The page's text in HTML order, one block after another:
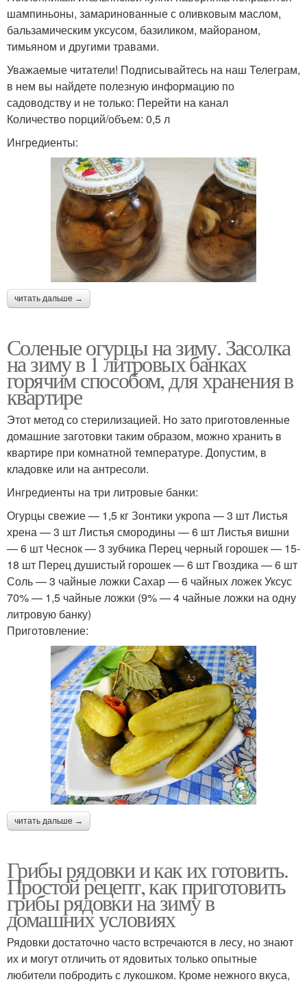
шампиньоны, замаринованные с оливковым маслом,
бальзамическим уксусом, базиликом, майораном,
тимьяном и другими травами.
Уважаемые читатели! Подписывайтесь на наш Телеграм,
в нем вы найдете полезную информацию по
садоводству и не только: Перейти на канал
Количество порций/объем: 0,5 л
Ингредиенты:
читать дальше →
Соленые огурцы на зиму. Засолка
на зиму в 1 литровых банках
горячим способом, для хранения в
квартире
Этот метод со стерилизацией. Но зато приготовленные
домашние заготовки таким образом, можно хранить в
квартире при комнатной температуре. Допустим, в
кладовке или на антресоли.
Ингредиенты на три литровые банки:
Огурцы свежие — 1,5 кг Зонтики укропа — 3 шт Листья
хрена — 3 шт Листья смородины — 6 шт Листья вишни
— 6 шт Чеснок — 3 зубчика Перец черный горошек — 15-
18 шт Перец душистый горошек — 6 шт Гвоздика — 6 шт
Соль — 3 чайные ложки Сахар — 6 чайных ложек Уксус
70% — 1,5 чайные ложки (9% — 4 чайные ложки на одну
литровую банку)
Приготовление:
читать дальше →
Грибы рядовки и как их готовить.
Простой рецепт, как приготовить
грибы рядовки на зиму в
домашних условиях
Рядовки достаточно часто встречаются в лесу, но знают
их и могут отличить от ядовитых только опытные
любители побродить с лукошком. Кроме нежного вкуса,